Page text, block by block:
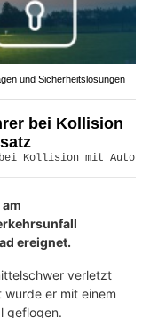
und Sicherheitslösungen
bei Kollision
ereignet.
verletzt
er mit einem
geflogen.